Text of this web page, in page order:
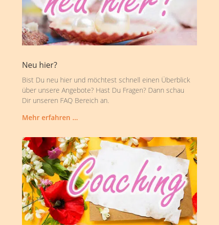
Neu hier?
Bist Du neu hier und möchtest schnell einen Überblick
über unsere Angebote? Hast Du Fragen? Dann schau
Dir unseren FAQ Bereich an.
Mehr erfahren …